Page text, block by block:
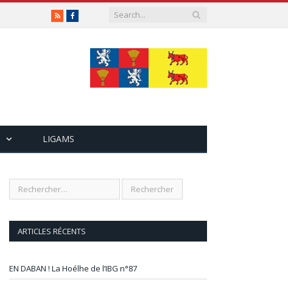
RSSFacebook
LIGAMS
ARTICLES RÉCENTS
EN DABAN ! La Hoélhe de l’IBG n°87